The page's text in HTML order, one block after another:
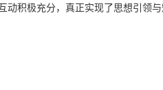
动积极充分，真正实现了思想引领